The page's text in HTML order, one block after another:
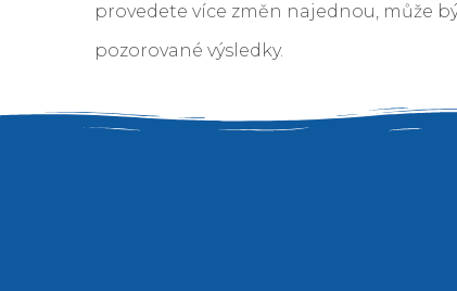
provedete více změn najednou, může
pozorované výsledky.